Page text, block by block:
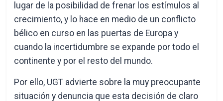
lugar de la posibilidad de frenar los estímulos al
crecimiento, y lo hace en medio de un conflicto
bélico en curso en las puertas de Europa y
cuando la incertidumbre se expande por todo el
continente y por el resto del mundo.
Por ello, UGT advierte sobre la muy preocupante
situación y denuncia que esta decisión de claro